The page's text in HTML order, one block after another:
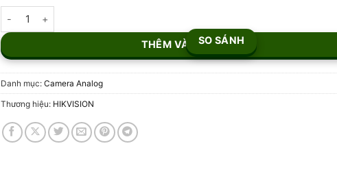
Camera ColorVu 2MP DS-2CE72DFT-F số lượng
THÊM VÀO GIỎSO SÁNH
Danh mục:Camera Analog
Thương hiệu: HIKVISION